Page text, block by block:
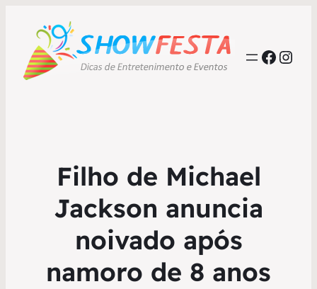
Filho de Michael
Jackson anuncia
noivado após
namoro de 8 anos